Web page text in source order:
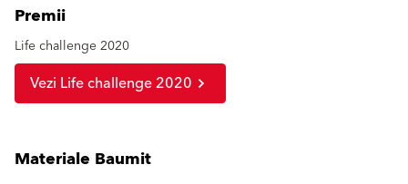
Premii
Life challenge 2020
Vezi Life challenge 2020
Materiale Baumit